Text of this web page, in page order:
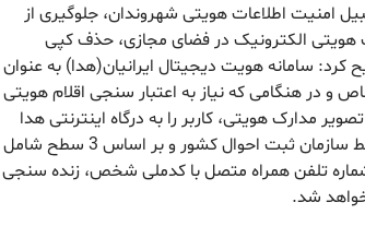
امنیت اطلاعات هویتی شهروندان، جلوگیری از
هویتی الکترونیک در فضای مجازی، حذف کپی
کرد: سامانه هویت دیجیتال ایرانیان(هدا) به عنوان
و در هنگامی ‌که نیاز به اعتبار سنجی اقلام هویتی
مدارک هویتی، کاربر را به درگاه اینترنتی هدا
انتقال داده و اطلاعات مربوطه توسط سازمان ثبت احوال کشور و بر اساس 3 سطح شامل
تلفن همراه متصل با کدملی شخص، زنده سنجی
شد.